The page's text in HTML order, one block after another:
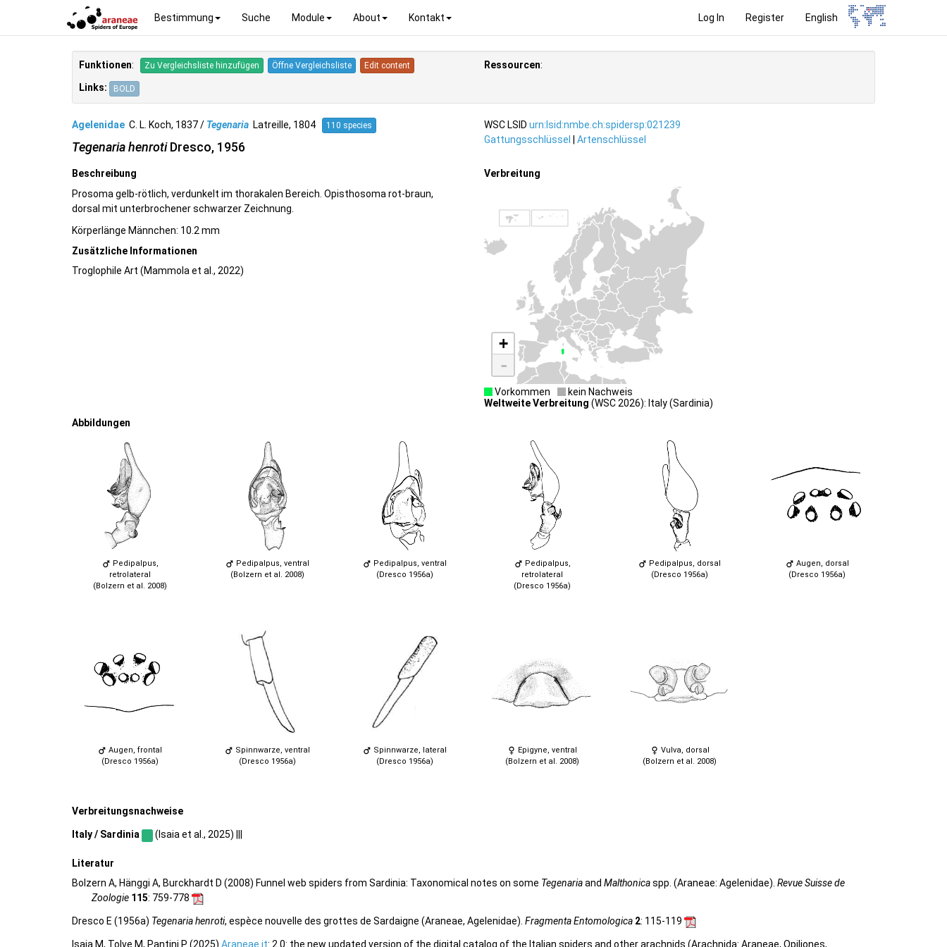
Log In Register English
Bestimmung Suche Module About Kontakt
Funktionen: Zu Vergleichsliste hinzufügen Öffne Vergleichsliste Edit content
Links: BOLD
Ressourcen:
Agelenidae C. L. Koch, 1837 / Tegenaria Latreille, 1804 110 species
Tegenaria henrotiDresco, 1956
WSC LSID urn:lsid:nmbe.ch:spidersp:021239
Gattungsschlüssel | Artenschlüssel
Beschreibung
Prosoma gelb-rötlich, verdunkelt im thorakalen Bereich. Opisthosoma rot-braun,
dorsal mit unterbrochener schwarzer Zeichnung.
Körperlänge Männchen: 10.2 mm
Zusätzliche Informationen
Troglophile Art (Mammola et al., 2022)
Verbreitung
+
-
Vorkommen
kein Nachweis
Weltweite Verbreitung (WSC 2026): Italy (Sardinia)
Abbildungen
Pedipalpus,
retrolateral
(Bolzern et al. 2008)
Pedipalpus, ventral
(Bolzern et al. 2008)
Pedipalpus, ventral
(Dresco 1956a)
Pedipalpus,
retrolateral
(Dresco 1956a)
Pedipalpus, dorsal
(Dresco 1956a)
Augen, dorsal
(Dresco 1956a)
Augen, frontal
(Dresco 1956a)
Spinnwarze, ventral
(Dresco 1956a)
Spinnwarze, lateral
(Dresco 1956a)
Epigyne, ventral
(Bolzern et al. 2008)
Vulva, dorsal
(Bolzern et al. 2008)
Verbreitungsnachweise
Italy / Sardinia (Isaia et al., 2025) |||
Literatur
Bolzern A, Hänggi A, Burckhardt D (2008) Funnel web spiders from Sardinia: Taxonomical notes on some Tegenariaand Malthonicaspp. (Araneae: Agelenidae). Revue Suisse de
Zoologie 115: 759-778
Dresco E (1956a) Tegenaria henroti, espèce nouvelle des grottes de Sardaigne (Araneae, Agelenidae). Fragmenta Entomologica 2: 115-119
Isaia M, Tolve M, Pantini P (2025) Araneae.it: 2.0: the new updated version of the digital catalog of the Italian spiders and other arachnids (Arachnida: Araneae, Opiliones,